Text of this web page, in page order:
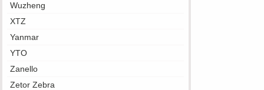
Wuzheng
XTZ
Yanmar
YTO
Zanello
Zetor Zebra